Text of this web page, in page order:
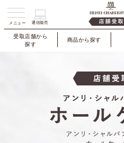
メニュー 通信販売
受取店舗から
探す
商品から探す